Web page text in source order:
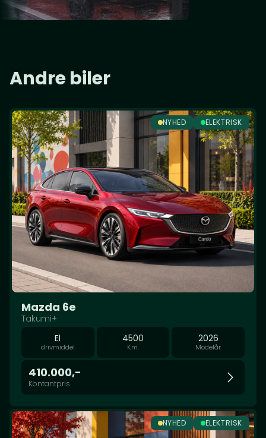
Andre biler
NYHED ELEKTRISK
Mazda 6e
Takumi+
El
drivmiddel
4500
Km.
2026
Modelår
410.000,-
Kontantpris
NYHED ELEKTRISK